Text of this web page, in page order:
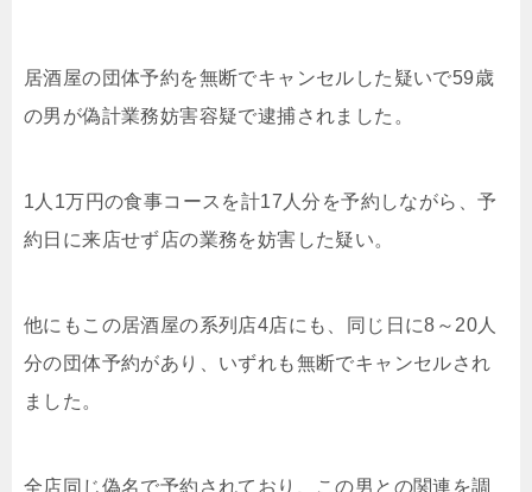
居酒屋の団体予約を無断でキャンセルした疑いで59歳
の男が偽計業務妨害容疑で逮捕されました。
1人1万円の食事コースを計17人分を予約しながら、予
約日に来店せず店の業務を妨害した疑い。
他にもこの居酒屋の系列店4店にも、同じ日に8～20人
分の団体予約があり、いずれも無断でキャンセルされ
ました。
全店同じ偽名で予約されており、この男との関連を調